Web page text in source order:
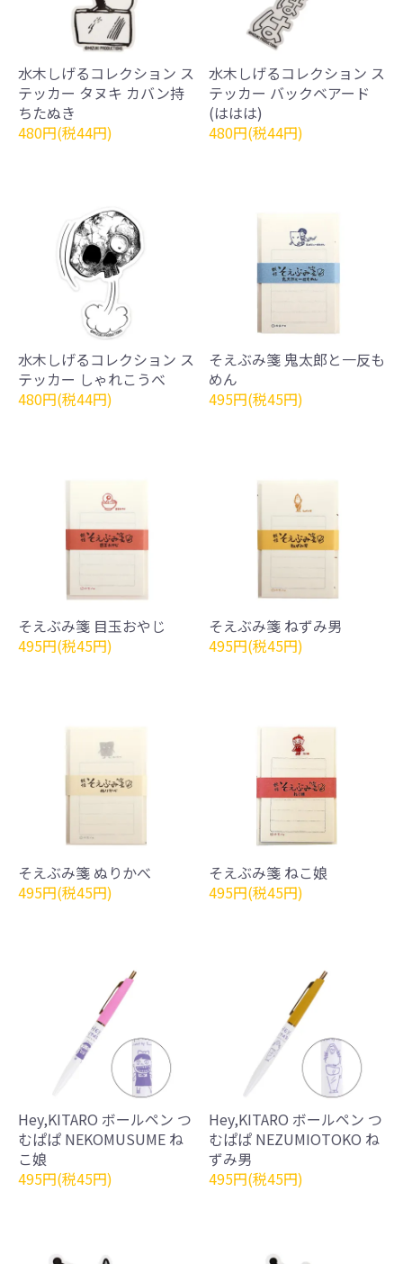
水木しげるコレクション ス
テッカー タヌキ カバン持
ちたぬき
480円(税44円)
水木しげるコレクション ス
テッカー バックベアード
(ははは)
480円(税44円)
水木しげるコレクション ス
テッカー しゃれこうべ
480円(税44円)
そえぶみ箋 鬼太郎と一反も
めん
495円(税45円)
そえぶみ箋 目玉おやじ
495円(税45円)
そえぶみ箋 ねずみ男
495円(税45円)
そえぶみ箋 ぬりかべ
495円(税45円)
そえぶみ箋 ねこ娘
495円(税45円)
Hey,KITARO ボールペン つ
むぱぱ NEKOMUSUME ね
こ娘
495円(税45円)
Hey,KITARO ボールペン つ
むぱぱ NEZUMIOTOKO ね
ずみ男
495円(税45円)